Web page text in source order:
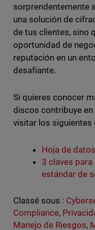
sorprendentemente
una solución de
de tus clientes, sino
oportunidad de
reputación en un
desafiante.
Si quieres conocer
discos contribuye
visitar los siguientes
Hoja de
3 claves
estándar de
Classé sous :
Compliance,
Manejo de Riesgos,